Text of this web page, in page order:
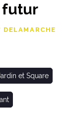
futur
DELAMARCHE
et Square